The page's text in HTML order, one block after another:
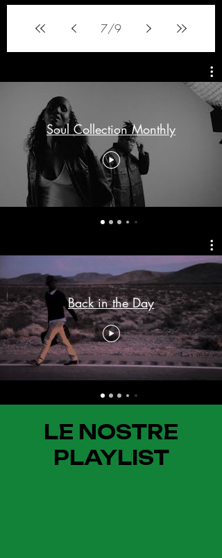
7/9
Soul Collection Monthly
Back in the Day
LE NOSTRE
PLAYLIST